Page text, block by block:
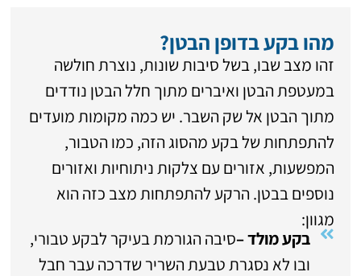
מהו בקע בדופן הבטן?
זהו מצב שבו, בשל סיבות שונות, נוצרת חולשה
במעטפת הבטן ואיברים מתוך חלל הבטן נודדים
מתוך הבטן אל שק השבר. יש כמה מקומות מועדים
להתפתחות של בקע מהסוג הזה, כמו הטבור,
המפשעות, אזורים עם צלקות ניתוחיות ואזורים
נוספים בבטן. הרקע להתפתחות מצב כזה הוא
מגוון:
בקע מולד –סיבה הגורמת בעיקר לבקע טבורי,
ובו לא נסגרת טבעת השריר שדרכה עבר חבל